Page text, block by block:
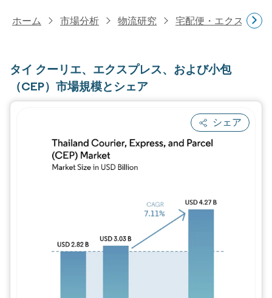
ホーム 市場分析 物流研究 宅配便・エクスプレ
タイ クーリエ、エクスプレス、および小包
（CEP）市場規模とシェア
シェア